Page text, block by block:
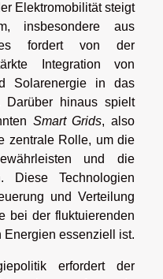
Elektromobilität steigt
insbesondere aus
fordert von der
Integration von
Solarenergie in das
Darüber hinaus spielt
Smart Grids, also
zentrale Rolle, um die
und die
Diese Technologien
und Verteilung
bei der fluktuierenden
Energien essenziell ist.
erfordert der